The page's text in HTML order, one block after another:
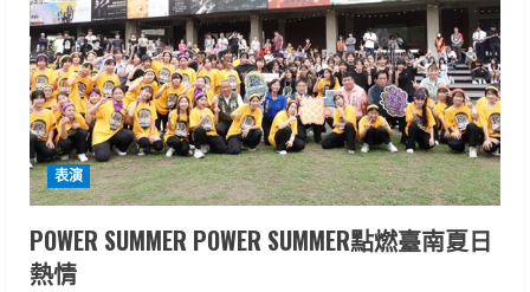
a
d
i
n
g
表演
POWER SUMMER POWER SUMMER點燃臺南夏日
熱情